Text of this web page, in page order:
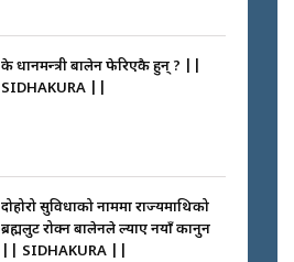
के प्रधानमन्त्री बालेन फेरिएकै हुन् ? ||
SIDHAKURA ||
दोहोरो सुविधाको नाममा राज्यमाथिको
ब्रह्मलुट रोक्न बालेनले ल्याए नयाँ कानुन
|| SIDHAKURA ||